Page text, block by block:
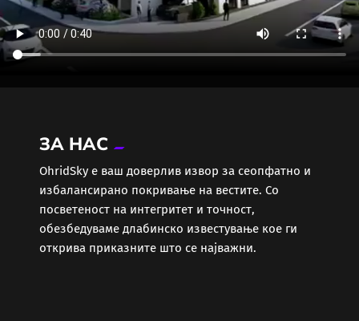
ЗА НАС
ОhridSky е ваш доверлив извор за сеопфатно и
избалансирано покривање на вестите. Со
посветеност на интегритет и точност,
обезбедуваме длабинско известување кое ги
открива приказните што се најважни.